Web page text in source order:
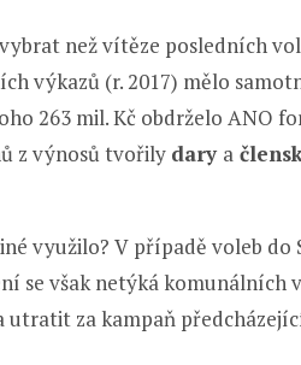
než vítěze posledních
výkazů (r. 2017) mělo
263 mil. Kč obdrželo ANO
z výnosů tvořily dary a
využilo? V případě voleb do
se však netýká komunálních
utratit za kampaň